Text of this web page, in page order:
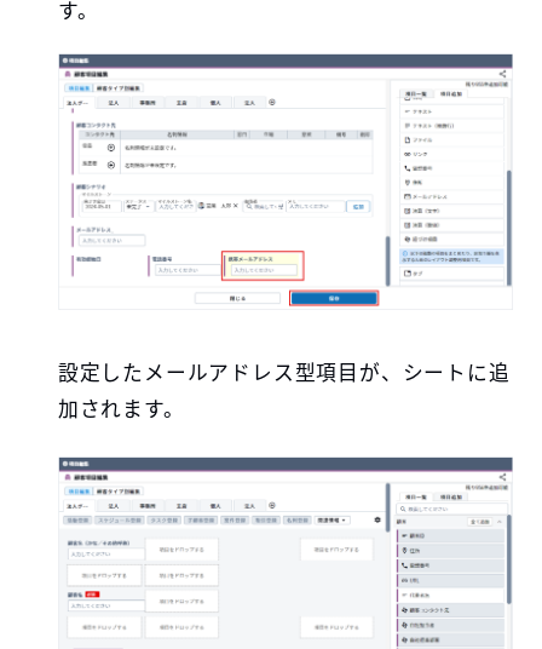
す。
設定したメールアドレス型項目が、シートに追
加されます。